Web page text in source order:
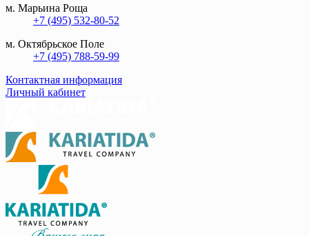
м. Марьина Роща
+7 (495) 532-80-52
м. Октябрьское Поле
+7 (495) 788-59-99
Контактная информация
Личный кабинет